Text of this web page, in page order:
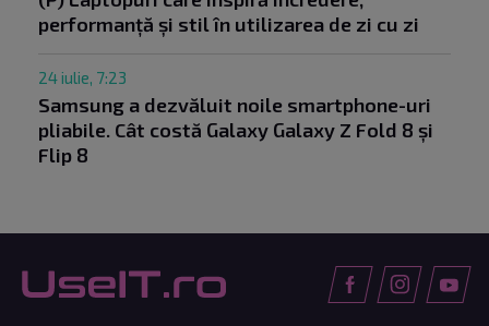
performanță și stil în utilizarea de zi cu zi
24 iulie, 7:23
Samsung a dezvăluit noile smartphone-uri
pliabile. Cât costă Galaxy Galaxy Z Fold 8 și
Flip 8